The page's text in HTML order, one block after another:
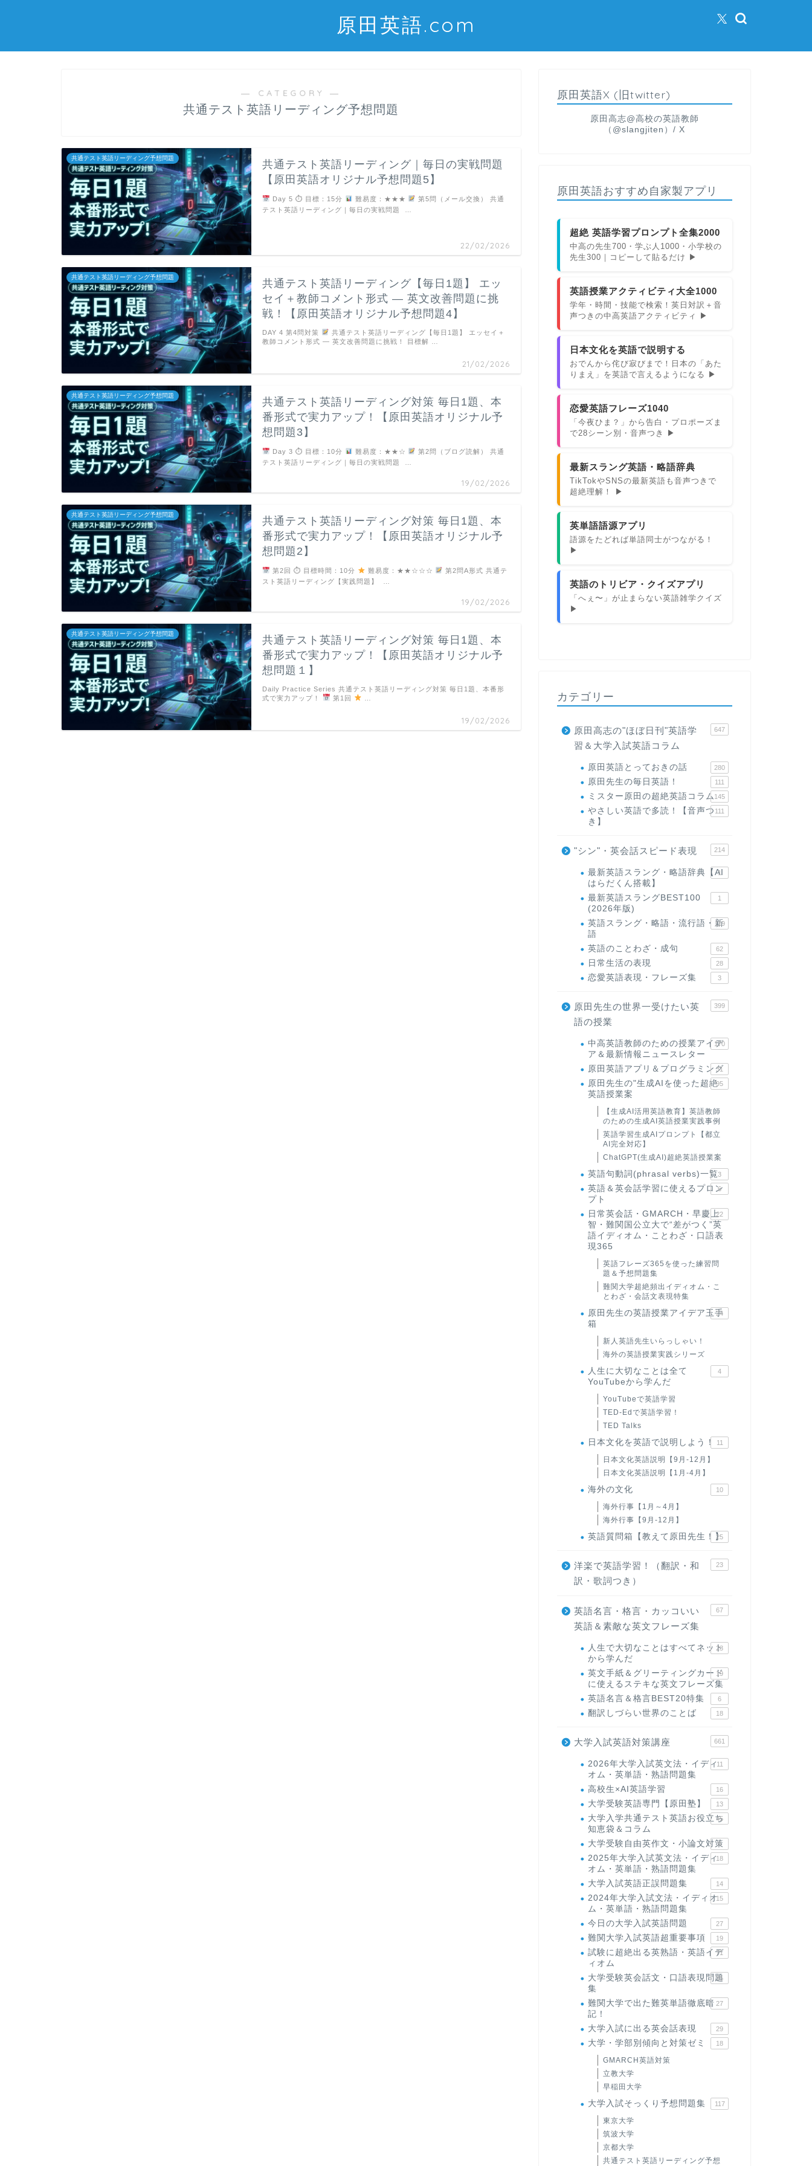
原田英語.com
― CATEGORY ―
共通テスト英語リーディング予想問題
共通テスト英語リーディング予想問題
共通テスト英語リーディング｜毎日の実戦問題
【原田英語オリジナル予想問題5】
22/02/2026
Day 5 ⏱ 目標：15分 難易度：★★★
第5問（メール交換） 共通
テスト英語リーディング｜毎日の実戦問題 …
共通テスト英語リーディング予想問題
共通テスト英語リーディング【毎日1題】 エッ
セイ＋教師コメント形式 ― 英文改善問題に挑
戦！【原田英語オリジナル予想問題4】
21/02/2026
DAY 4 第4問対策
共通テスト英語リーディング【毎日1題】 エッセイ＋
教師コメント形式 ― 英文改善問題に挑戦！ 目標解 …
共通テスト英語リーディング予想問題
共通テスト英語リーディング対策 毎日1題、本
番形式で実力アップ！【原田英語オリジナル予
想問題3】
19/02/2026
Day 3 ⏱ 目標：10分 難易度：★★☆
第2問（ブログ読解） 共通
テスト英語リーディング｜毎日の実戦問題 …
共通テスト英語リーディング予想問題
共通テスト英語リーディング対策 毎日1題、本
番形式で実力アップ！【原田英語オリジナル予
想問題2】
19/02/2026
第2回 ⏱ 目標時間：10分 難易度：★★☆☆☆
第2問A形式 共通テ
スト英語リーディング【実践問題】 …
共通テスト英語リーディング予想問題
共通テスト英語リーディング対策 毎日1題、本
番形式で実力アップ！【原田英語オリジナル予
想問題１】
19/02/2026
Daily Practice Series 共通テスト英語リーディング対策 毎日1題、本番形
式で実力アップ！
第1回
原田英語X (旧twitter)
原田高志@高校の英語教師
（@slangjiten）/ X
原田英語おすすめ自家製アプリ
超絶 英語学習プロンプト全集2000
中高の先生700・学ぶ人1000・小学校の
先生300｜コピーして貼るだけ ▶
英語授業アクティビティ大全1000
学年・時間・技能で検索！英日対訳＋音
声つきの中高英語アクティビティ ▶
日本文化を英語で説明する
おでんから侘び寂びまで！日本の「あた
りまえ」を英語で言えるようになる ▶
恋愛英語フレーズ1040
「今夜ひま？」から告白・プロポーズま
で28シーン別・音声つき ▶
最新スラング英語・略語辞典
TikTokやSNSの最新英語も音声つきで
超絶理解！ ▶
英単語語源アプリ
語源をたどれば単語同士がつながる！
▶
英語のトリビア・クイズアプリ
「へぇ〜」が止まらない英語雑学クイズ
▶
カテゴリー
原田高志の"ほぼ日刊"英語学
習＆大学入試英語コラム
647
原田英語とっておきの話 280
原田先生の毎日英語！ 111
ミスター原田の超絶英語コラム145
やさしい英語で多読！【音声つ
き】
111
"シン"・英会話スピード表現 214
最新英語スラング・略語辞典【AI
はらだくん搭載】
1
最新英語スラングBEST100
(2026年版)
1
英語スラング・略語・流行語・新
語
119
英語のことわざ・成句 62
日常生活の表現 28
恋愛英語表現・フレーズ集 3
原田先生の世界一受けたい英
語の授業
399
中高英語教師のための授業アイデ
ア＆最新情報ニュースレター
170
原田英語アプリ＆プログラミング
31
原田先生の"生成AIを使った超絶
英語授業案
95
【生成AI活用英語教育】英語教師
のための生成AI英語授業実践事例
英語学習生成AIプロンプト【都立
AI完全対応】
ChatGPT(生成AI)超絶英語授業案
英語句動詞(phrasal verbs)一覧3
英語＆英会話学習に使えるプロン
プト
6
日常英会話・GMARCH・早慶上
智・難関国公立大で“差がつく”英
語イディオム・ことわざ・口語表
現365
22
英語フレーズ365を使った練習問
題＆予想問題集
難関大学超絶頻出イディオム・こ
とわざ・会話文表現特集
原田先生の英語授業アイデア玉手
箱
24
新人英語先生いらっしゃい！
海外の英語授業実践シリーズ
人生に大切なことは全て
YouTubeから学んだ
4
YouTubeで英語学習
TED-Edで英語学習！
TED Talks
日本文化を英語で説明しよう！ 11
日本文化英語説明【9月-12月】
日本文化英語説明【1月-4月】
海外の文化 10
海外行事【1月～4月】
海外行事【9月-12月】
英語質問箱【教えて原田先生！】
25
洋楽で英語学習！（翻訳・和
訳・歌詞つき）
23
英語名言・格言・カッコいい
英語＆素敵な英文フレーズ集
67
人生で大切なことはすべてネット
から学んだ
23
英文手紙＆グリーティングカード
に使えるステキな英文フレーズ集
19
英語名言＆格言BEST20特集 6
翻訳しづらい世界のことば 18
大学入試英語対策講座 661
2026年大学入試英文法・イディ
オム・英単語・熟語問題集
11
高校生×AI英語学習 16
大学受験英語専門【原田塾】 13
大学入学共通テスト英語お役立ち
知恵袋＆コラム
45
大学受験自由英作文・小論文対策
8
2025年大学入試英文法・イディ
オム・英単語・熟語問題集
18
大学入試英語正誤問題集 14
2024年大学入試文法・イディオ
ム・英単語・熟語問題集
15
今日の大学入試英語問題 27
難関大学入試英語超重要事項 19
試験に超絶出る英熟語・英語イデ
ィオム
71
大学受験英会話文・口語表現問題
集
35
難関大学で出た難英単語徹底暗
記！
27
大学入試に出る英会話表現 29
大学・学部別傾向と対策ゼミ 18
GMARCH英語対策
立教大学
早稲田大学
大学入試そっくり予想問題集 117
東京大学
筑波大学
京都大学
共通テスト英語リーディング予想